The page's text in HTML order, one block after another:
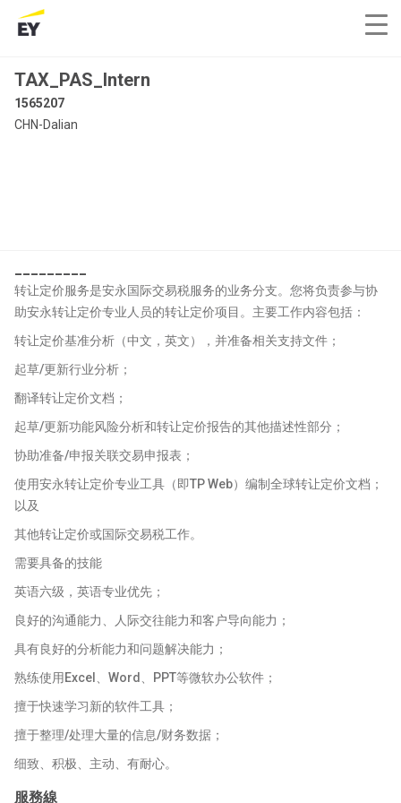
TAX_PAS_Intern
1565207
CHN-Dalian
转让定价服务是安永国际交易税服务的业务分支。您将负责参与协
助安永转让定价专业人员的转让定价项目。主要工作内容包括：
转让定价基准分析（中文，英文），并准备相关支持文件；
起草/更新行业分析；
翻译转让定价文档；
起草/更新功能风险分析和转让定价报告的其他描述性部分；
协助准备/申报关联交易申报表；
使用安永转让定价专业工具（即TP Web）编制全球转让定价文档；
以及
其他转让定价或国际交易税工作。
需要具备的技能
英语六级，英语专业优先；
良好的沟通能力、人际交往能力和客户导向能力；
具有良好的分析能力和问题解决能力；
熟练使用Excel、Word、PPT等微软办公软件；
擅于快速学习新的软件工具；
擅于整理/处理大量的信息/财务数据；
细致、积极、主动、有耐心。
服務線